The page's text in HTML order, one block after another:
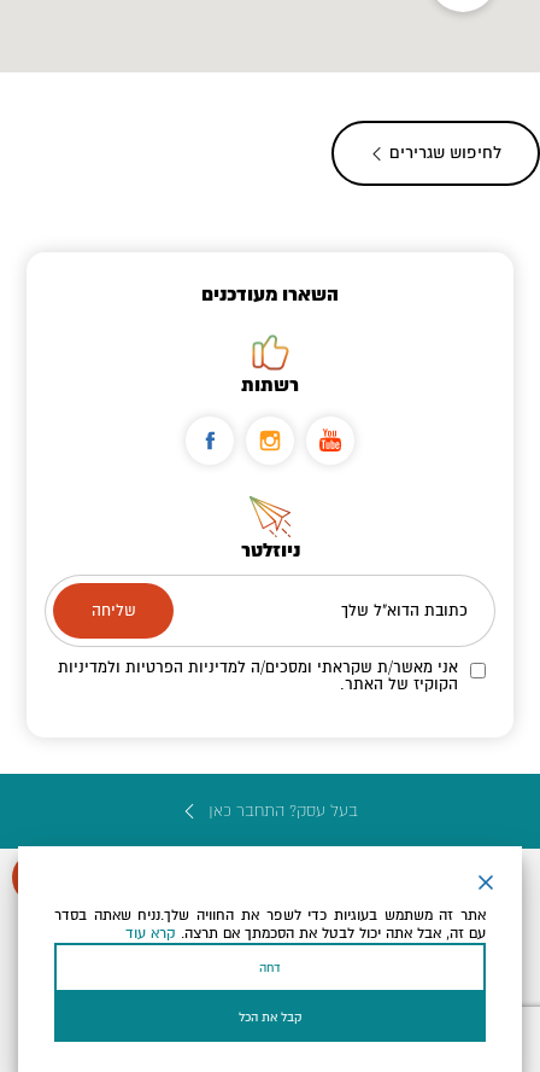
לחיפוש שגרירים
השארו מעודכנים
רשתות
ניוזלטר
כתובת הדוא"ל שלך
אני מאשר/ת שקראתי ומסכים/הלמדיניות הפרטיות ולמדיניות
הקוקיז של האתר.
בעל עסק? התחבר כאן
כל הזכויות שמורות לארץ ים המלח ©
אתר זה משתמש בעוגיות כדי לשפר את החוויה שלך.נניח שאתה בסדר
עם זה, אבל אתה יכול לבטל את הסכמתך אם תרצה. קרא עוד
דחה
קבל את הכל